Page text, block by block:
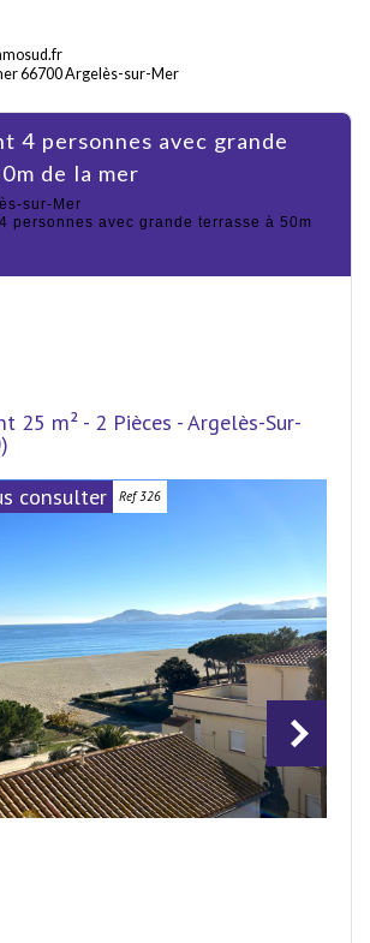
66700 Argelès-sur-Mer
de la mer
sur-Mer
personnes avec grande terrasse à 50m
25 m² - 2 Pièces - Argelès-Sur-
consulter Ref 326